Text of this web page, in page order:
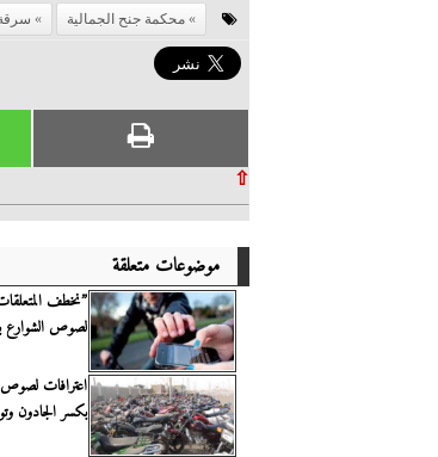
محكمة جنح الجمالية
⇧
موضوعات متعلقة
”نخطف
لصوص الشوارع
اعترافات لصوص
بكسر الجادون